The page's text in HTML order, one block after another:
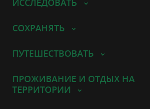
ИССЛЕДОВАТЬ
СОХРАНЯТЬ
ПУТЕШЕСТВОВАТЬ
ПРОЖИВАНИЕ И ОТДЫХ НА
ТЕРРИТОРИИ